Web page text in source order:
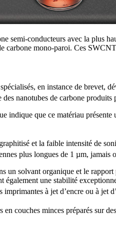
semi-conducteurs avec la plus
carbone mono-paroi. Ces
en instance de brevet,
des nanotubes de carbone
indique que ce matériau
et la faible intensité de
plus longues de 1 µm, jamais
un solvant organique et le
également une stabilité
à jet d’encre ou à jet
couches minces préparés sur